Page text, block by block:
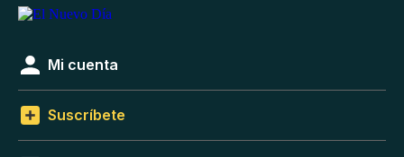
Mi cuenta
Suscríbete